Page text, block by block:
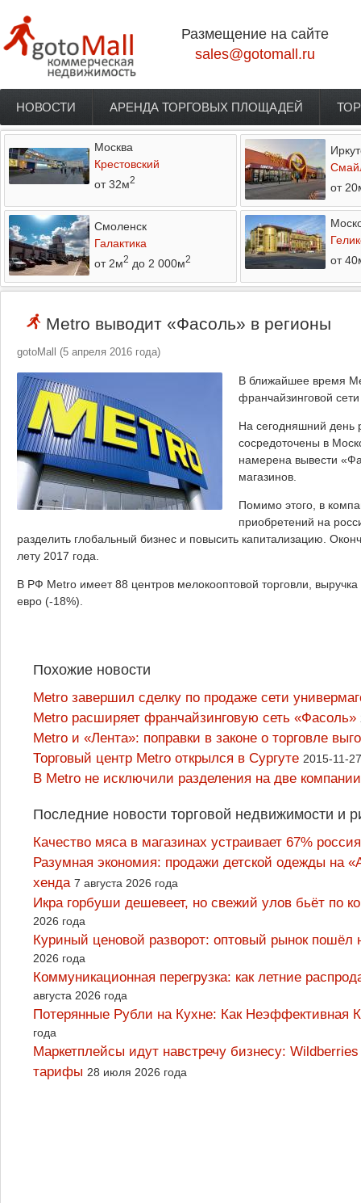
Размещение на сайте
sales@gotomall.ru
Главное меню
НОВОСТИ АРЕНДА ТОРГОВЫХ ПЛОЩАДЕЙ
Москва
Крестовский
от 32м2
от
Смоленск
Галактика
от 2м2 до 2 000м2
от
Metro выводит «Фасоль» в регионы
gotoMall (5 апреля 2016 года)
В ближайшее время
франчайзинговой
На сегодняшний день
сосредоточены в
намерена вывести
магазинов.
Помимо этого, в
приобретений на
разделить глобальный бизнес и повысить капитализацию.
лету 2017 года.
В РФ Metro имеет 88 центров мелокооптовой торговли,
евро (-18%).
Похожие новости
Metro завершил сделку по продаже сети
Metro расширяет франчайзинговую сеть «Фасоль»
Metro и «Лента»: поправки в законе о торговле
Торговый центр Metro открылся в Сургуте 2015-11-
В Metro не исключили разделения на две компании
Последние новости торговой недвижимости и
Качество мяса в магазинах устраивает 67%
Разумная экономия: продажи детской одежды на
хенда 7 августа 2026 года
Икра горбуши дешевеет, но свежий улов бьёт по
2026 года
Куриный ценовой разворот: оптовый рынок
2026 года
Коммуникационная перегрузка: как летние
августа 2026 года
Потерянные Рубли на Кухне: Как
года
Маркетплейсы идут навстречу бизнесу:
тарифы 28 июля 2026 года